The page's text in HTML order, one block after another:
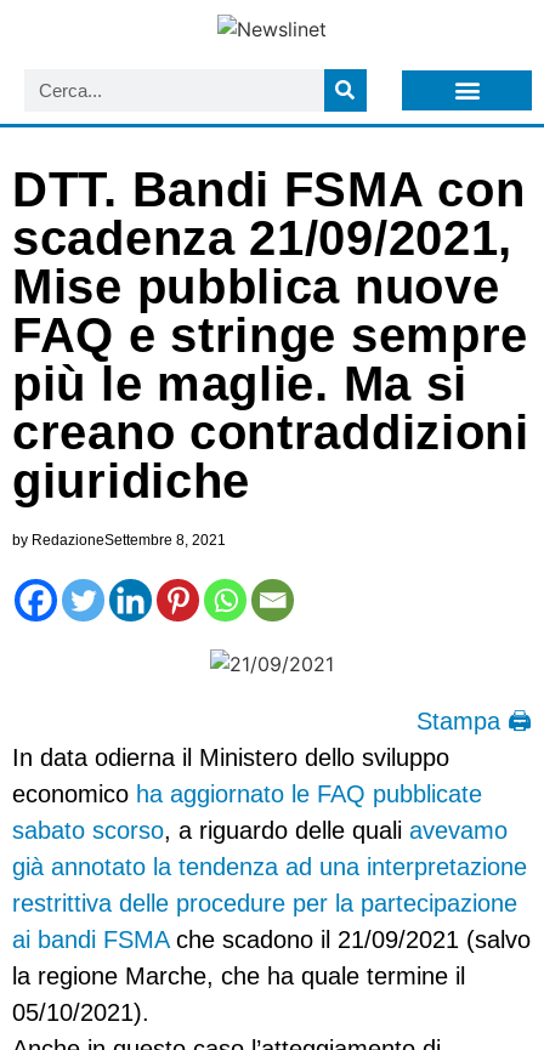
DTT. Bandi FSMA con
scadenza 21/09/2021,
Mise pubblica nuove
FAQ e stringe sempre
più le maglie. Ma si
creano contraddizioni
giuridiche
by RedazioneSettembre 8, 2021
Stampa 🖨
In data odierna il Ministero dello sviluppo
economico ha aggiornato le FAQ pubblicate
sabato scorso, a riguardo delle quali avevamo
già annotato la tendenza ad una interpretazione
restrittiva delle procedure per la partecipazione
ai bandi FSMAche scadono il 21/09/2021 (salvo
la regione Marche, che ha quale termine il
05/10/2021).